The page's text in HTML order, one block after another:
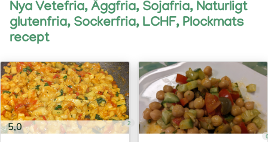
Nya Vetefria, Äggfria, Sojafria, Naturligt
glutenfria, Sockerfria, LCHF, Plockmats
recept
5,0 2